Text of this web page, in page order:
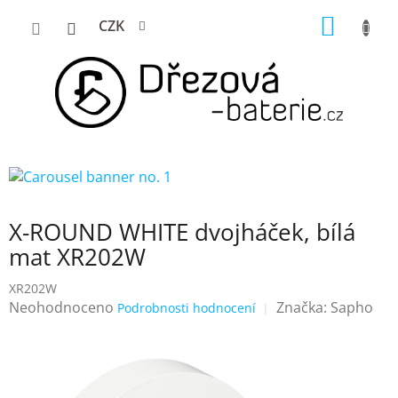
CZK
X-ROUND WHITE dvojháček, bílá
mat XR202W
XR202W
Průměrné
Neohodnoceno Podrobnosti hodnocení Značka: Sapho